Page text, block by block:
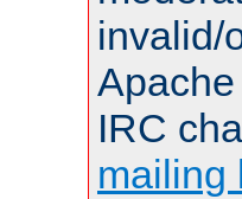
invalid/
IRC
mailing